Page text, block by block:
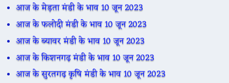
आज के मेड़ता मंडी के भाव 10 जून 2023
आज के फलोदी मंडी के भाव 10 जून 2023
आज के ब्यावर मंडी के भाव 10 जून 2023
आज के किशनगढ़ मंडी के भाव 10 जून 2023
आज के सुरतगढ़ कृषि मंडी के भाव 10 जून 2023